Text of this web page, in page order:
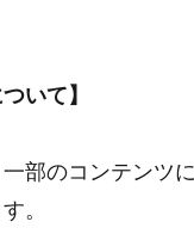
いて】
部のコンテンツ
。